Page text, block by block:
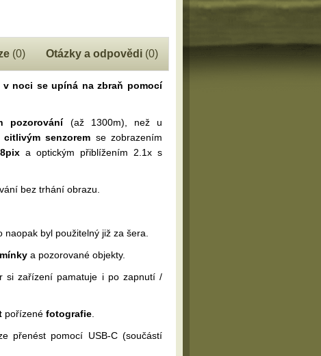
(0) Otázky a odpovědi(0)
noci se upíná na zbraň pomocí
pozorování(až 1300m), než u
citlivým senzorem se zobrazením
a optickým přiblížením 2.1x s
bez trhání obrazu.
byl použitelný již za šera.
a pozorované objekty.
si zařízení pamatuje i po zapnutí /
pořízené fotografie
přenést pomocí USB-C (součástí